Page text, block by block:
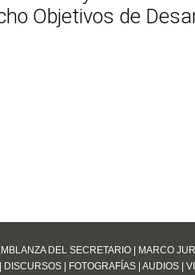
Objetivos de
DEL SECRETARIO | MARCO
DISCURSOS| FOTOGRAFÍAS| AUDIOS|